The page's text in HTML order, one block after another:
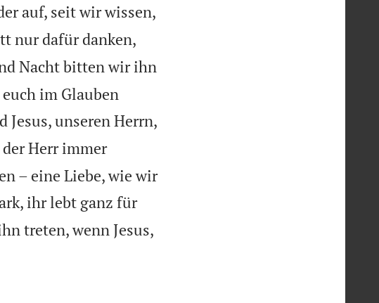
auf, seit wir wissen,
nur dafür danken,
Nacht bitten wir ihn
im Glauben
Jesus, unseren Herrn,
Herr immer
– eine Liebe, wie wir
ihr lebt ganz für
treten, wenn Jesus,